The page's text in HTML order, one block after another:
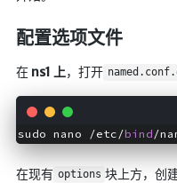
配置选项文件
在 ns1 上，打开
sudo nano /etc/bind
在现有 options 块上方，创
动画线分形
背景连线动画
电流变形效果
夜色折现效果